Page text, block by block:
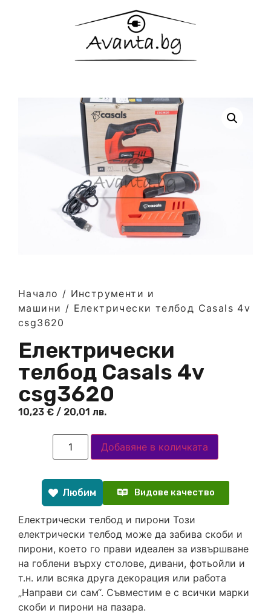
Начало / Инструменти и
машини / Електрически телбод Casals 4v
csg3620
Електрически
телбод Casals 4v
csg3620
10,23 € / 20,01 лв.
Добавяне в количката
Любим Видове качество
Електрически телбод и пирони Този
електрически телбод може да забива скоби и
пирони, което го прави идеален за извършване
на гоблени върху столове, дивани, фотьойли и
т.н. или всяка друга декорация или работа
„Направи си сам“. Съвместим е с всички марки
скоби и пирони на пазара.